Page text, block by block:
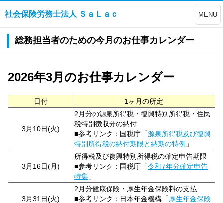
社会保険労務士法人 ＳａＬａｃ MENU
総務担当者のための今月のお仕事カレンダー
2026年3月のお仕事カレンダー
日付 1ヶ月の所定
3月10日(火)
2月分の源泉所得税・復興特別所得税・住民
税特別徴収分の納付
■参考リンク：国税庁「源泉所得税及び復興
特別所得税の納付期限と納期の特例 」
3月16日(月)
所得税及び復興特別所得税の確定申告期限
■参考リンク：国税庁「令和7年分確定申告
特集 」
3月31日(火)
2月分健康保険・厚生年金保険料の支払
■参考リンク：日本年金機構「厚生年金保険